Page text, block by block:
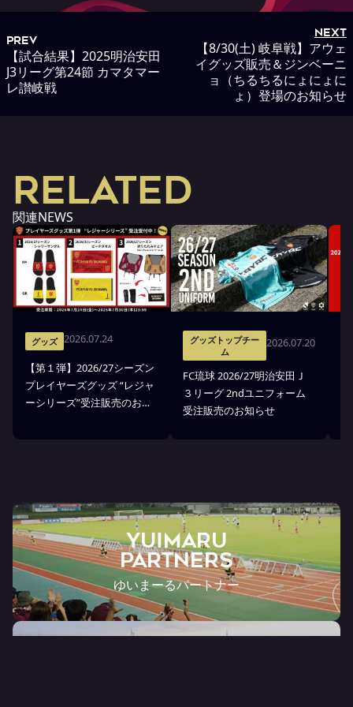
PREV
【試合結果】2025明治安田
J3リーグ第24節 カマタマー
レ讃岐戦
NEXT
【8/30(土) 岐阜戦】アウェ
イグッズ販売＆ジンベーニ
ョ（ちるちるにょにょに
ょ）登場のお知らせ
RELATED
関連NEWS
グッズ 2026.07.24
【第１弾】2026/27シーズン
プレイヤーズグッズ “レジャ
ーシリーズ”受注販売のお知
グッズトップチー
ム
2026.07.20
FC琉球 2026/27明治安田Ｊ
３リーグ 2ndユニフォーム
受注販売のお知らせ
YUIMARU
Partners
ゆいまーるパートナー